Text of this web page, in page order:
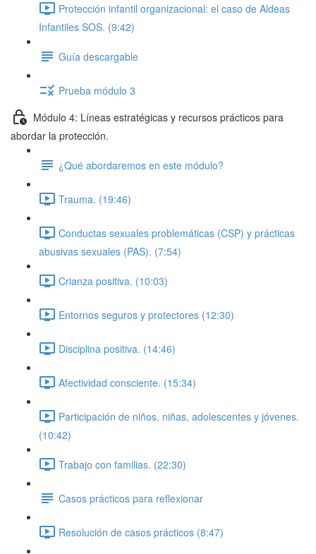
Protección infantil organizacional: el caso de Aldeas
Infantiles SOS. (9:42)
Guía descargable
Prueba módulo 3
Módulo 4: Líneas estratégicas y recursos prácticos para
abordar la protección.
¿Qué abordaremos en este módulo?
Trauma. (19:46)
Conductas sexuales problemáticas (CSP) y prácticas
abusivas sexuales (PAS). (7:54)
Crianza positiva. (10:03)
Entornos seguros y protectores (12:30)
Disciplina positiva. (14:46)
Afectividad consciente. (15:34)
Participación de niños, niñas, adolescentes y jóvenes.
(10:42)
Trabajo con familias. (22:30)
Casos prácticos para reflexionar
Resolución de casos prácticos (8:47)